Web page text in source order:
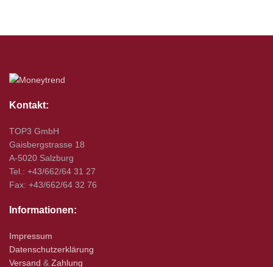
Kontakt:
TOP3 GmbH
Gaisbergstrasse 18
A-5020 Salzburg
Tel.: +43/662/64 31 27
Fax: +43/662/64 32 76
Informationen:
Impressum
Datenschutzerklärung
Versand & Zahlung